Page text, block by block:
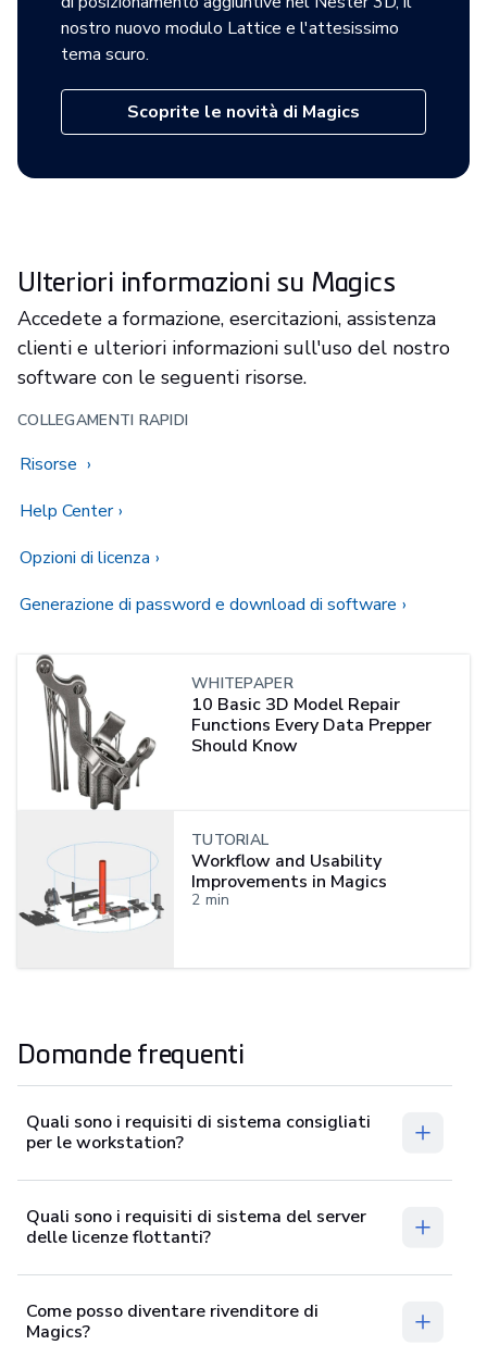
nostro nuovo modulo Lattice e l'attesissimo
tema scuro.
Scoprite le novità di Magics
Ulteriori informazioni su Magics
Accedete a formazione, esercitazioni, assistenza
clienti e ulteriori informazioni sull'uso del nostro
software con le seguenti risorse.
COLLEGAMENTI RAPIDI
Risorse
Help Center
Opzioni di licenza
Generazione di password e download di software
WHITEPAPER
10 Basic 3D Model Repair
Functions Every Data Prepper
Should Know
TUTORIAL
Workflow and Usability
Improvements in Magics
2 min
Domande frequenti
Quali sono i requisiti di sistema consigliati
per le workstation?
Quali sono i requisiti di sistema del server
delle licenze flottanti?
Come posso diventare rivenditore di
Magics?